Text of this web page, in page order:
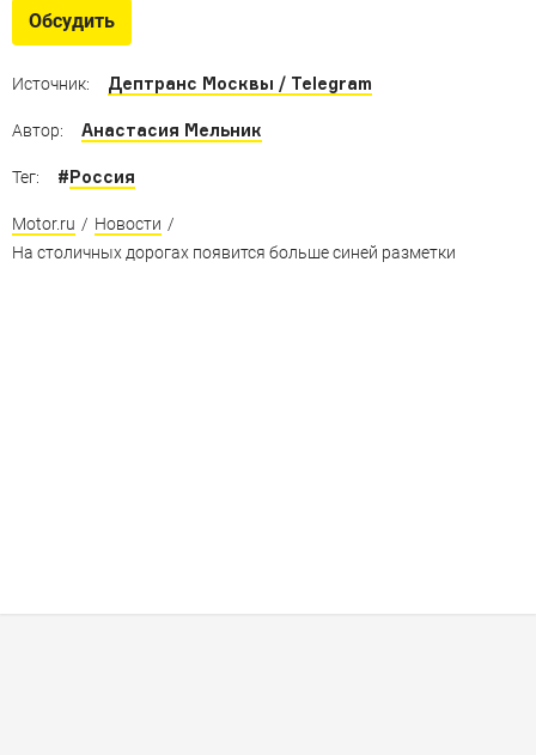
Самые необычные дорожные знаки мира
Обсудить
Источник: Дептранс Москвы / Telegram
Автор: Анастасия Мельник
Тег: #Россия
Motor.ru / Новости /
На столичных дорогах появится больше синей разметки